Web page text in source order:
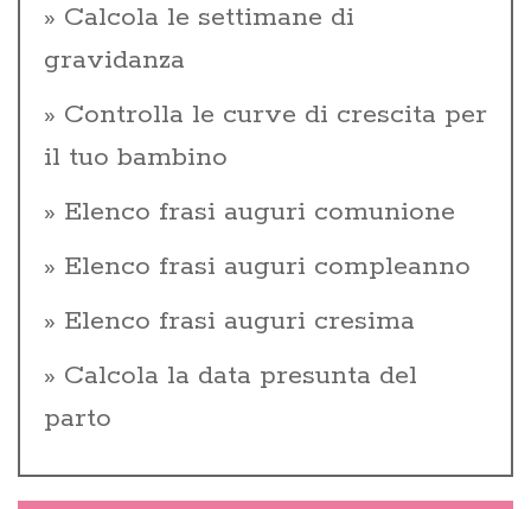
Calcola le settimane di
gravidanza
Controlla le curve di crescita per
il tuo bambino
Elenco frasi auguri comunione
Elenco frasi auguri compleanno
Elenco frasi auguri cresima
Calcola la data presunta del
parto